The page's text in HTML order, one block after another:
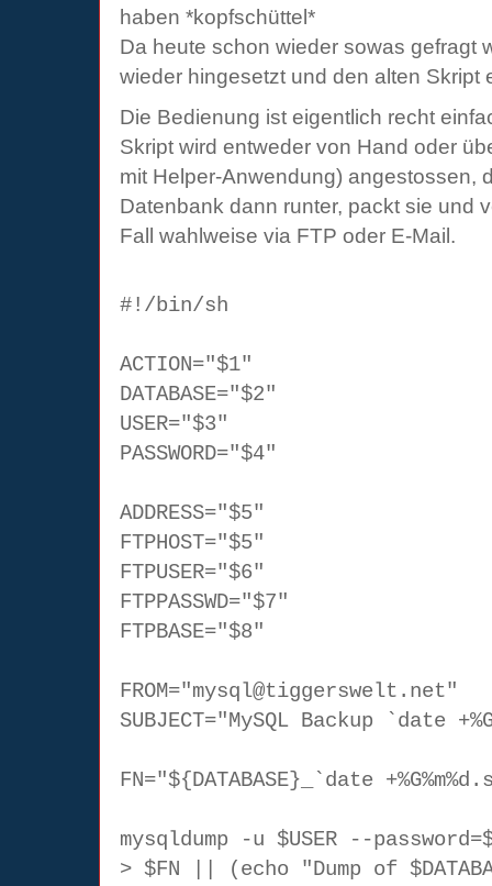
haben *kopfschüttel*
Da heute schon wieder sowas gefragt
wieder hingesetzt und den alten Skript
Die Bedienung ist eigentlich recht
Skript wird entweder von Hand oder
mit Helper-Anwendung) angestossen,
Datenbank dann runter, packt sie und
Fall wahlweise via FTP oder E-Mail.
#!/bin/sh
ACTION="$1"
DATABASE="$2"
USER="$3"
PASSWORD="$4"
ADDRESS="$5"
FTPHOST="$5"
FTPUSER="$6"
FTPPASSWD="$7"
FTPBASE="$8"
FROM="mysql@tiggerswelt.net"
SUBJECT="MySQL Backup `date
FN="${DATABASE}_`date
mysqldump -u $USER --
> $FN || (echo "Dump of